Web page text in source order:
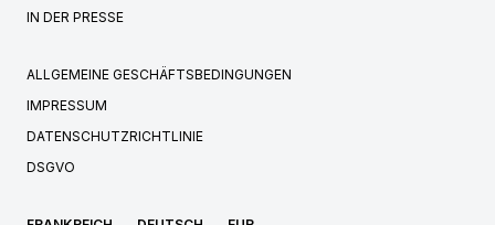
IN DER PRESSE
ALLGEMEINE GESCHÄFTSBEDINGUNGEN
IMPRESSUM
DATENSCHUTZRICHTLINIE
DSGVO